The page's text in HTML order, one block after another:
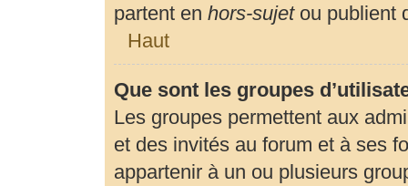
partent en hors-sujetou publient
Haut
Que sont les groupes
Les groupes permettent aux
et des invités au forum et à ses
appartenir à un ou plusieurs